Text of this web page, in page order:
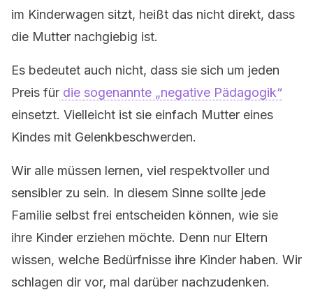
im Kinderwagen sitzt, heißt das nicht direkt, dass
die Mutter nachgiebig ist.
Es bedeutet auch nicht, dass sie sich um jeden
Preis für die sogenannte „negative Pädagogik“
einsetzt. Vielleicht ist sie einfach Mutter eines
Kindes mit Gelenkbeschwerden.
Wir alle müssen lernen, viel respektvoller und
sensibler zu sein. In diesem Sinne sollte jede
Familie selbst frei entscheiden können, wie sie
ihre Kinder erziehen möchte. Denn nur Eltern
wissen, welche Bedürfnisse ihre Kinder haben. Wir
schlagen dir vor, mal darüber nachzudenken.